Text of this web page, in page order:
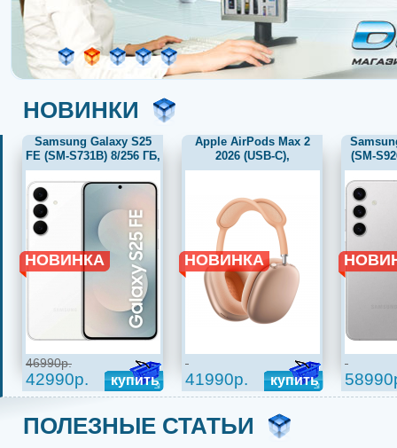
НОВИНКИ
Samsung Galaxy S25
FE (SM-S731B) 8/256 ГБ,
белый
НОВИНКА
46990р.
42990р. купить
Apple AirPods Max 2
2026 (USB-C),
оранжевый
НОВИНКА
41990р. купить
(SM-
ПОЛЕЗНЫЕ СТАТЬИ